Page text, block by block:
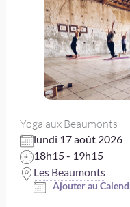
Yoga aux Beaumonts
lundi 17 août 2026
18h15 - 19h15
Les Beaumonts
Ajouter au